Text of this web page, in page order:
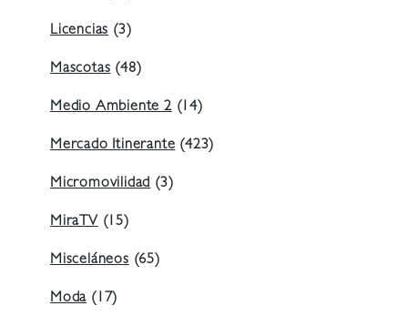
Licencias (3)
Mascotas (48)
Medio Ambiente 2(14)
Mercado Itinerante (423)
Micromovilidad (3)
MiraTV (15)
Misceláneos (65)
Moda (17)